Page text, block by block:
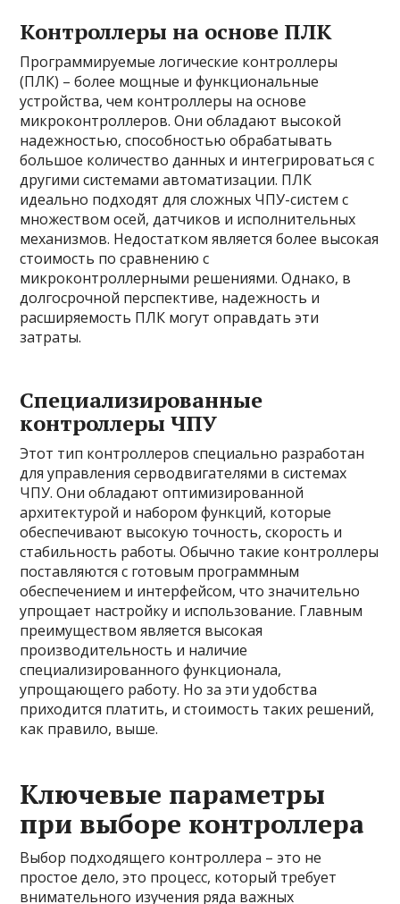
Контроллеры на основе ПЛК
Программируемые логические контроллеры
(ПЛК) – более мощные и функциональные
устройства, чем контроллеры на основе
микроконтроллеров. Они обладают высокой
надежностью, способностью обрабатывать
большое количество данных и интегрироваться с
другими системами автоматизации. ПЛК
идеально подходят для сложных ЧПУ-систем с
множеством осей, датчиков и исполнительных
механизмов. Недостатком является более высокая
стоимость по сравнению с
микроконтроллерными решениями. Однако, в
долгосрочной перспективе, надежность и
расширяемость ПЛК могут оправдать эти
затраты.
Специализированные
контроллеры ЧПУ
Этот тип контроллеров специально разработан
для управления серводвигателями в системах
ЧПУ. Они обладают оптимизированной
архитектурой и набором функций, которые
обеспечивают высокую точность, скорость и
стабильность работы. Обычно такие контроллеры
поставляются с готовым программным
обеспечением и интерфейсом, что значительно
упрощает настройку и использование. Главным
преимуществом является высокая
производительность и наличие
специализированного функционала,
упрощающего работу. Но за эти удобства
приходится платить, и стоимость таких решений,
как правило, выше.
Ключевые параметры
при выборе контроллера
Выбор подходящего контроллера – это не
простое дело, это процесс, который требует
внимательного изучения ряда важных